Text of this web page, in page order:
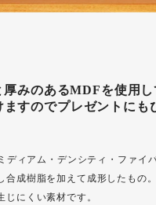
みのあるMDFを使用し
すのでプレゼントにも
ディアム・デンシティ・ファイ
合成樹脂を加えて成形したもの
にくい素材です。